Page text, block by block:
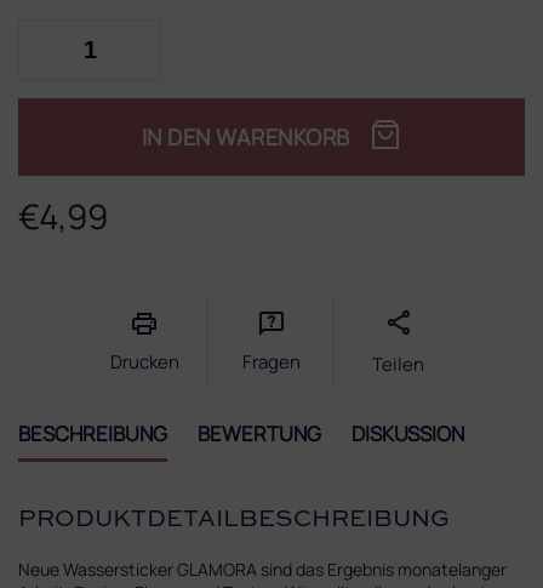
€4,99
IN DEN WARENKORB
Drucken Fragen Teilen
BESCHREIBUNG BEWERTUNG DISKUSSION
PRODUKTDETAILBESCHREIBUNG
Neue Wassersticker GLAMORA sind das Ergebnis monatelanger